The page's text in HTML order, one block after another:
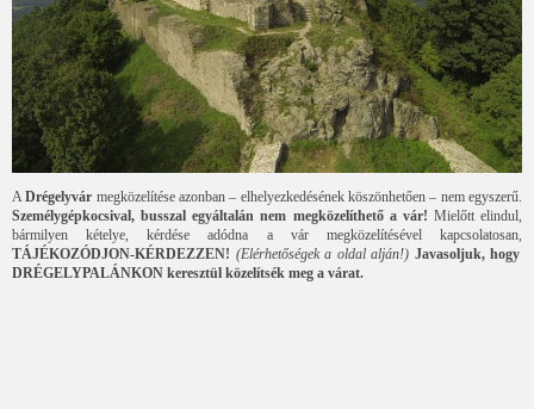
ADrégelyvár megközelítése azonban – elhelyezkedésének köszönhetően – nem egyszerű.
Személygépkocsival, busszal egyáltalán nem megközelíthető a vár! Mielőtt elindul,
bármilyen kételye, kérdése adódna a vár megközelítésével kapcsolatosan,
TÁJÉKOZÓDJON-KÉRDEZZEN! (Elérhetőségek a oldal alján!) Javasoljuk, hogy
DRÉGELYPALÁNKON keresztül közelítsék meg a várat.